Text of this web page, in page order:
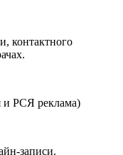
контактного
и РСЯ реклама)
записи.